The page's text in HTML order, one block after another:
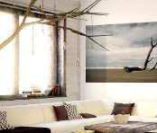
SOL PLAQUÉ BOIS
PARQUET EN BOIS
PARQUET HUILÉ